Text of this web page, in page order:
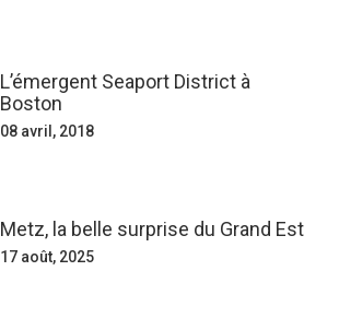
L’émergent Seaport District à
Boston
08 avril, 2018
Metz, la belle surprise du Grand Est
17 août, 2025